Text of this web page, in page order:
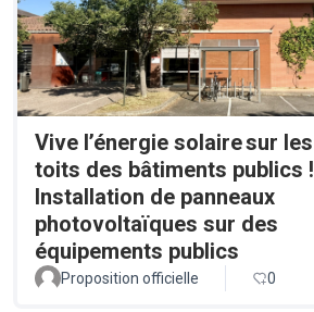
Vive l’énergie solaire sur les
toits des bâtiments publics !
Installation de panneaux
photovoltaïques sur des
équipements publics
Proposition officielle 0